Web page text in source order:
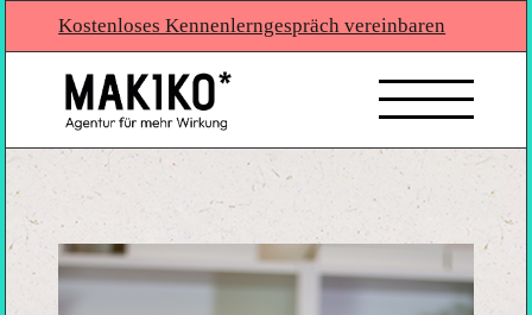
Kostenloses Kennenlerngespräch vereinbaren